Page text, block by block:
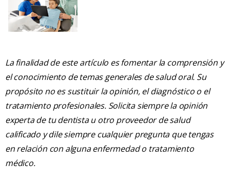
La finalidad de este artículo es fomentar la comprensión y
el conocimiento de temas generales de salud oral. Su
propósito no es sustituir la opinión, el diagnóstico o el
tratamiento profesionales. Solicita siempre la opinión
experta de tu dentista u otro proveedor de salud
calificado y dile siempre cualquier pregunta que tengas
en relación con alguna enfermedad o tratamiento
médico.